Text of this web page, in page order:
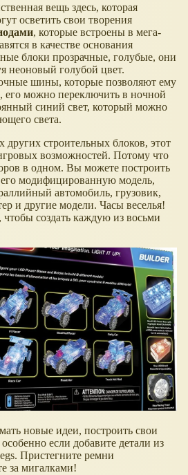
вещь здесь, которая
осветить свои творения
, которые встроены в мега-
в качестве основания
блоки прозрачные, голубые, они
неоновый голубой цвет.
шины, которые позволяют ему
его можно переключить в ночной
синий свет, который можно
света.
других строительных блоков, этот
возможностей. Потому что
в одном. Вы можете построить
модифицированную модель,
автомобиль, грузовик,
и другие модели. Часы веселья!
чтобы создать каждую из восьми
новые идеи, построить свои
если добавите детали из
Пристегните ремни
за мигалками!